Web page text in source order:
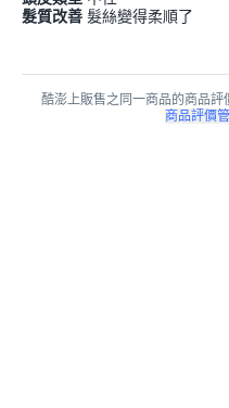
髮質改善 髮絲變得柔順了
酷澎上販售之同一商品的商品評
商品評價